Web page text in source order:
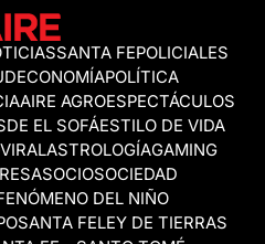
SANTA FEPOLICIALES
ECONOMÍAPOLÍTICA
AIRE AGROESPECTÁCULOS
EL SOFÁESTILO DE VIDA
VIRALASTROLOGÍAGAMING
OCIOSOCIEDAD
DEL NIÑO
SANTA FELEY DE TIERRAS